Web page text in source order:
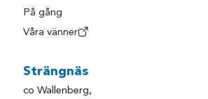
På gång
Våra vänner
Strängnäs
co Wallenberg,